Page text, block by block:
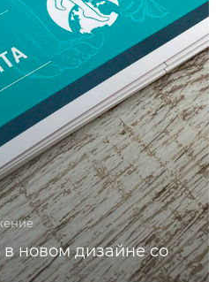
новом дизайне со